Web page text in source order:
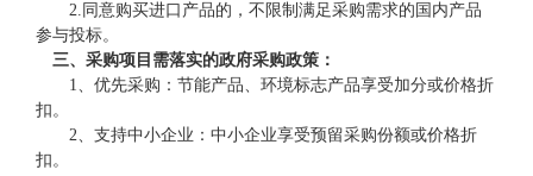
2.同意购买进口产品的，不限制满足采购需求的国内产品
参与投标。
三、采购项目需落实的政府采购政策：
1、优先采购：节能产品、环境标志产品享受加分或价格折
扣。
2、支持中小企业：中小企业享受预留采购份额或价格折
扣。